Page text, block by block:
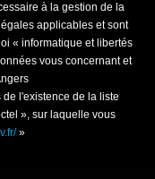
à la gestion de la
applicables et sont
« informatique et libertés
vous concernant et
l'existence de la liste
», sur laquelle vous
»